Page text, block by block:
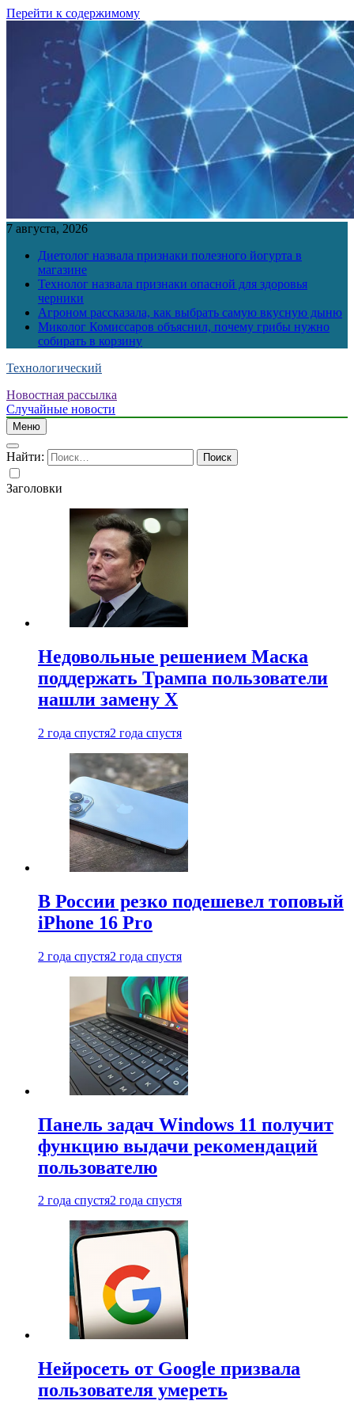
Перейти к содержимому
7 августа, 2026
Диетолог назвала признаки полезного йогурта в
магазине
Технолог назвала признаки опасной для здоровья
черники
Агроном рассказала, как выбрать самую вкусную дыню
Миколог Комиссаров объяснил, почему грибы нужно
собирать в корзину
Технологический
Новостная рассылка
Случайные новости
Меню
Найти:
Заголовки
Недовольные решением Маска
поддержать Трампа пользователи
нашли замену X
2 года спустя2 года спустя
В России резко подешевел топовый
iPhone 16 Pro
2 года спустя2 года спустя
Панель задач Windows 11 получит
функцию выдачи рекомендаций
пользователю
2 года спустя2 года спустя
Нейросеть от Google призвала
пользователя умереть